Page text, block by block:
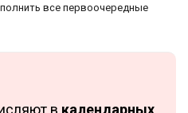
все первоочередные
в календарных